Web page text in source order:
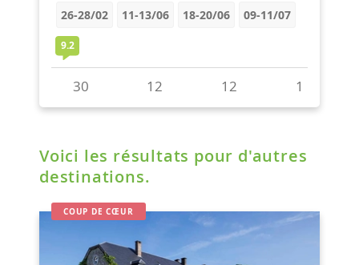
Voici les résultats pour d'autres
destinations.